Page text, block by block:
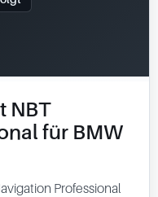
NBT
für BMW
Professional